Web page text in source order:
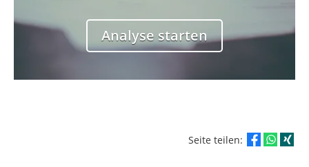
Analyse starten
Single Beziehung
Seite teilen: